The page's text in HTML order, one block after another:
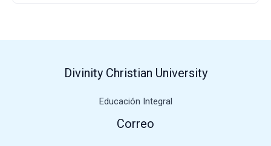
Divinity Christian University
Educación Integral
Correo